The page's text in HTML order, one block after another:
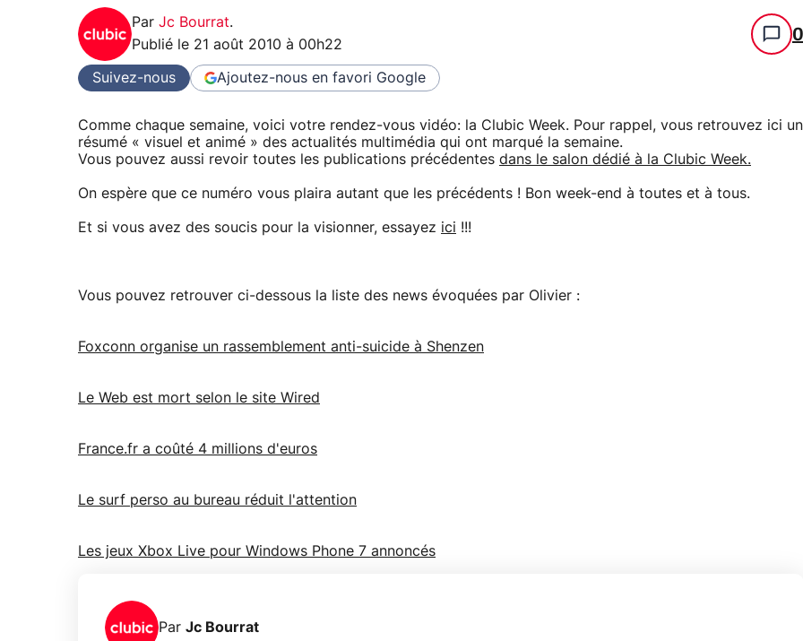
Par Jc Bourrat.
Publié le 21 août 2010 à 00h22 0
Suivez-nous Ajoutez-nous en favori Google
Comme chaque semaine, voici votre rendez-vous vidéo: la Clubic Week. Pour rappel, vous retrouvez ici un
résumé « visuel et animé » des actualités multimédia qui ont marqué la semaine.
Vous pouvez aussi revoir toutes les publications précédentes dans le salon dédié à la Clubic Week.
On espère que ce numéro vous plaira autant que les précédents ! Bon week-end à toutes et à tous.
Et si vous avez des soucis pour la visionner, essayez ici !!!
Vous pouvez retrouver ci-dessous la liste des news évoquées par Olivier :
Foxconn organise un rassemblement anti-suicide à Shenzen
Le Web est mort selon le site Wired
France.fr a coûté 4 millions d'euros
Le surf perso au bureau réduit l'attention
Les jeux Xbox Live pour Windows Phone 7 annoncés
Par Jc Bourrat